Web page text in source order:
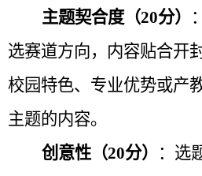
主题契合度（20分）
选赛道方向，内容贴合开
校园特色、专业优势或产
主题的内容。
创意性（20分）
：选